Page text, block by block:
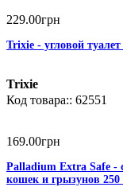
229.00грн
Trixie - угловой
Trixie
62551
169.00грн
Palladium Extra Safe -
кошек и грызунов